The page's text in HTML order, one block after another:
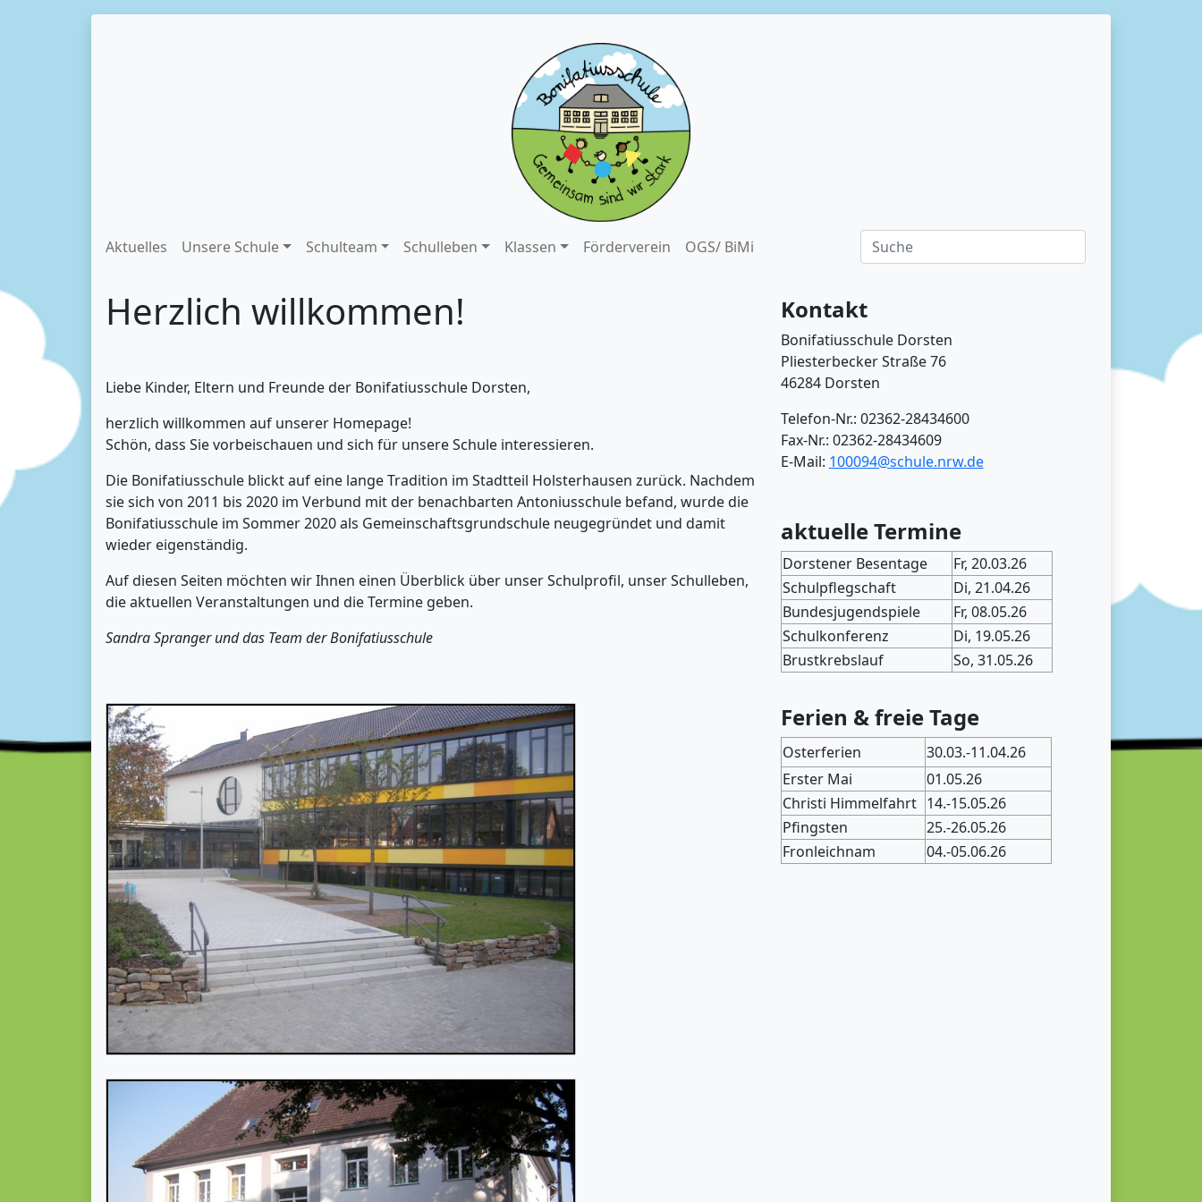
Aktuelles Unsere Schule Schulteam Schulleben Klassen Förderverein OGS/ BiMi
Herzlich willkommen!
Liebe Kinder, Eltern und Freunde der Bonifatiusschule Dorsten,
herzlich willkommen auf unserer Homepage!
Schön, dass Sie vorbeischauen und sich für unsere Schule interessieren.
Die Bonifatiusschule blickt auf eine lange Tradition im Stadtteil Holsterhausen zurück. Nachdem
sie sich von 2011 bis 2020 im Verbund mit der benachbarten Antoniusschule befand, wurde die
Bonifatiusschule im Sommer 2020 als Gemeinschaftsgrundschule neugegründet und damit
wieder eigenständig.
Auf diesen Seiten möchten wir Ihnen einen Überblick über unser Schulprofil, unser Schulleben,
die aktuellen Veranstaltungen und die Termine geben.
Sandra Spranger und das Team der Bonifatiusschule
Kontakt
Bonifatiusschule Dorsten
Pliesterbecker Straße 76
46284 Dorsten
Telefon-Nr.: 02362-28434600
Fax-Nr.: 02362-28434609
E-Mail: 100094@schule.nrw.de
aktuelle Termine
Dorstener Besentage
Fr, 20.03.26
Schulpflegschaft
Di, 21.04.26
Bundesjugendspiele
Fr, 08.05.26
Schulkonferenz
Di, 19.05.26
Brustkrebslauf
So, 31.05.26
Ferien & freie Tage
Osterferien
30.03.-11.04.26
Erster Mai
01.05.26
Christi Himmelfahrt 14.-15.05.26
Pfingsten
25.-26.05.26
Fronleichnam
04.-05.06.26